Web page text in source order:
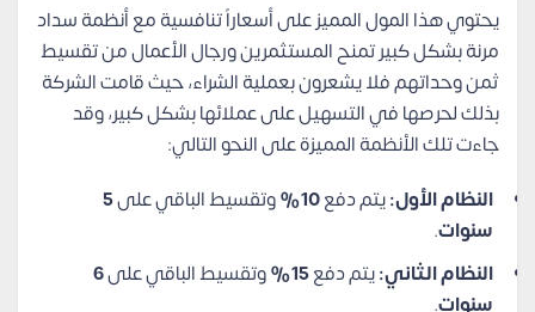
يحتوي هذا المول المميز على أسعاراً تنافسية مع أنظمة سداد
مرنة بشكل كبير تمنح المستثمرين ورجال الأعمال من تقسيط
ثمن وحداتهم فلا يشعرون بعملية الشراء، حيث قامت الشركة
بذلك لحرصها في التسهيل على عملائها بشكل كبير، وقد
جاءت تلك الأنظمة المميزة على النحو التالي:
النظام الأول:يتم دفع وتقسيط الباقي على5
سنوات.
النظام الثاني:يتم دفع وتقسيط الباقي على6
سنوات.